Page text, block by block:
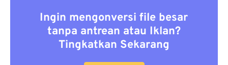
Ingin mengonversi file besar
tanpa antrean atau Iklan?
Tingkatkan Sekarang